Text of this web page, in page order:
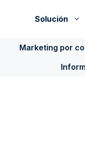
Solución
Marketing por